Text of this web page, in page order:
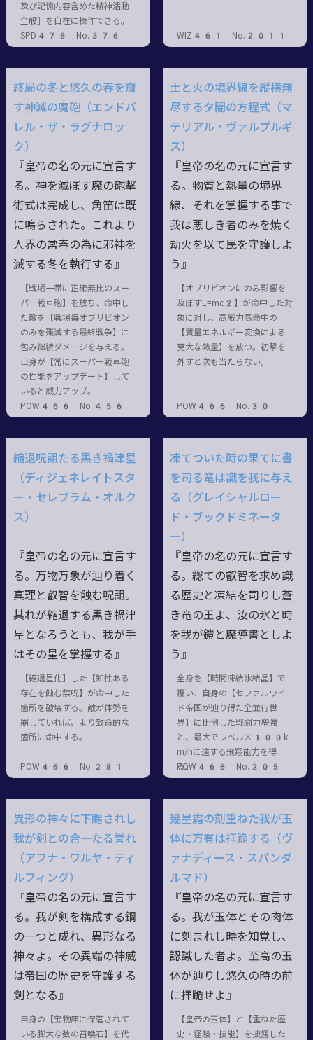
及び記憶内容含めた精神活動
全般］を自在に操作できる。
SPD478 No.376
WIZ461 No.2011
終局の冬と悠久の春を齎
す神滅の魔砲（エンドバ
レル・ザ・ラグナロッ
ク）
『皇帝の名の元に宣言す
る。神を滅ぼす魔の砲撃
術式は完成し、角笛は既
に鳴らされた。これより
人界の常春の為に邪神を
滅する冬を執行する』
【戦場一帯に正確無比のスー
パー戦車砲】を放ち、命中し
た敵を【戦場毎オブリビオン
のみを殲滅する最終戦争】に
包み継続ダメージを与える。
自身が【常にスーパー戦車砲
の性能をアップデート】して
いると威力アップ。
POW466 No.456
土と火の境界線を縦横無
尽する夕闇の方程式（マ
テリアル・ヴァルプルギ
ス）
『皇帝の名の元に宣言す
る。物質と熱量の境界
線、それを掌握する事で
我は悪しき者のみを焼く
劫火を以て民を守護しよ
う』
【オブリビオンにのみ影響を
及ぼすE=mc2】が命中した対
象に対し、高威力高命中の
【質量エネルギー変換による
莫大な熱量】を放つ。初撃を
外すと次も当たらない。
POW466 No.30
縮退呪詛たる黒き禍津星
（ディジェネレイトスタ
ー・セレブラム・オルク
ス）
『皇帝の名の元に宣言す
る。万物万象が辿り着く
真理と叡智を蝕む呪詛。
其れが縮退する黒き禍津
星となろうとも、我が手
はその星を掌握する』
【縮退星化】した【知性ある
存在を蝕む禁呪】が命中した
箇所を破壊する。敵が体勢を
崩していれば、より致命的な
箇所に命中する。
POW466 No.281
凍てついた時の果てに書
を司る竜は識を我に与え
る（グレイシャルロー
ド・ブックドミネータ
ー）
『皇帝の名の元に宣言す
る。総ての叡智を求め識
る歴史と凍結を司りし蒼
き竜の王よ、汝の氷と時
を我が鎧と魔導書としよ
う』
全身を【時間凍結氷結晶】で
覆い、自身の【セファルワイ
ド帝国が辿り得た全並行世
界】に比例した戦闘力増強
と、最大でレベル×100k
m/hに達する飛翔能力を得
る。
POW466 No.205
異形の神々に下賜されし
我が剣との合一たる誉れ
（アフナ・ワルヤ・ティ
ルフィング）
『皇帝の名の元に宣言す
る。我が剣を構成する鋼
の一つと成れ、異形なる
神々よ。その異端の神威
は帝国の歴史を守護する
剣となる』
自身の【宝物庫に保管されて
いる膨大な数の召喚石】を代
幾星霜の刻重ねた我が玉
体に万有は拝跪する（ヴ
ァナディース・スパンダ
ルマド）
『皇帝の名の元に宣言す
る。我が玉体とその肉体
に刻まれし時を知覚し、
認識した者よ。至高の玉
体が辿りし悠久の時の前
に拝跪せよ』
【皇帝の玉体】と【重ねた歴
史・経験・技能】を披露した